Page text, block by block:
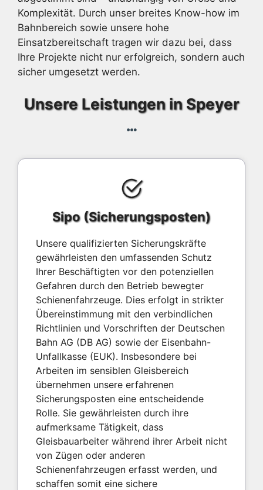
Komplexität. Durch unser breites Know-how im
Bahnbereich sowie unsere hohe
Einsatzbereitschaft tragen wir dazu bei, dass
Ihre Projekte nicht nur erfolgreich, sondern auch
sicher umgesetzt werden.
Unsere Leistungen in Speyer
Sipo (Sicherungsposten)
Unsere qualifizierten Sicherungskräfte
gewährleisten den umfassenden Schutz
Ihrer Beschäftigten vor den potenziellen
Gefahren durch den Betrieb bewegter
Schienenfahrzeuge. Dies erfolgt in strikter
Übereinstimmung mit den verbindlichen
Richtlinien und Vorschriften der Deutschen
Bahn AG (DB AG) sowie der Eisenbahn-
Unfallkasse (EUK). Insbesondere bei
Arbeiten im sensiblen Gleisbereich
übernehmen unsere erfahrenen
Sicherungsposten eine entscheidende
Rolle. Sie gewährleisten durch ihre
aufmerksame Tätigkeit, dass
Gleisbauarbeiter während ihrer Arbeit nicht
von Zügen oder anderen
Schienenfahrzeugen erfasst werden, und
schaffen somit eine sichere